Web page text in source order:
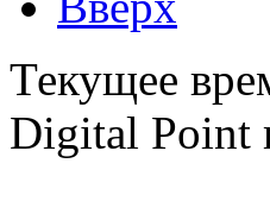
Текущее
Digital Point